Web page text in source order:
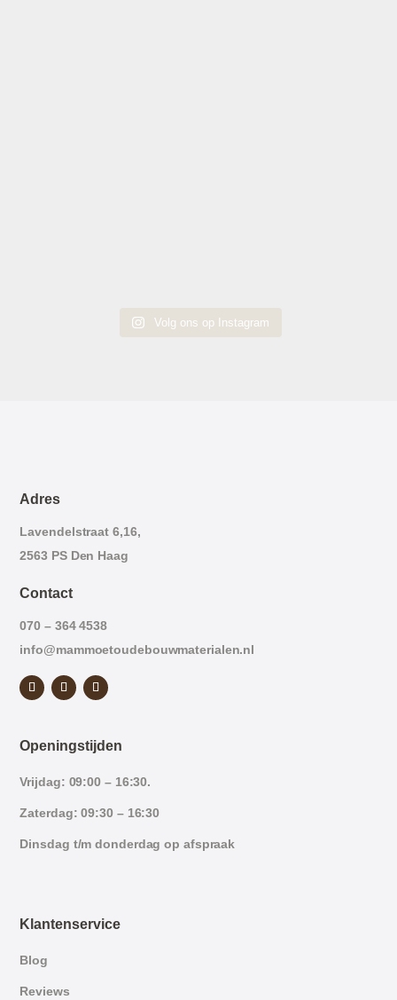
Volg ons op Instagram
Adres
Lavendelstraat 6,16,
2563 PS Den Haag
Contact
070 – 364 4538
info@mammoetoudebouwmaterialen.nl
Openingstijden
Vrijdag: 09:00 – 16:30.
Zaterdag: 09:30 – 16:30
Dinsdag t/m donderdag op afspraak
Klantenservice
Blog
Reviews